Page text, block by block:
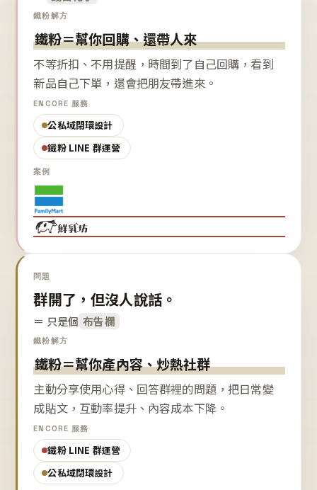
鐵粉解方
鐵粉＝幫你回購、還帶人來
不等折扣、不用提醒，時間到了自己回購，看到
新品自己下單，還會把朋友帶進來。
ENCORE 服務
公私域閉環設計
鐵粉 LINE 群運營
案例
問題
群開了，但沒人說話。
＝ 只是個 布告欄
鐵粉解方
鐵粉＝幫你產內容、炒熱社群
主動分享使用心得、回答群裡的問題，把日常變
成貼文，互動率提升、內容成本下降。
ENCORE 服務
鐵粉 LINE 群運營
公私域閉環設計